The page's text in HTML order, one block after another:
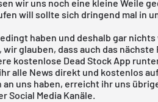
wir uns noch eine kleine Weile
will sollte sich dringend mal in
haben und deshalb gar
glauben, dass auch das
kostenlose Dead Stock App
alle News direkt und kostenlos
uns haben, erreicht ihr uns
Social Media Kanäle.